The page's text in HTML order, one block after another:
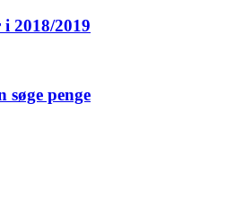
2018/2019
penge